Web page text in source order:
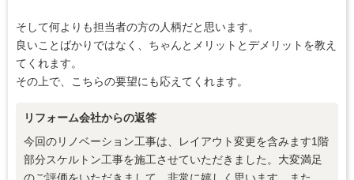
そして何よりも担当者の方の人柄だと思います。
良いことばかりではなく、ちゃんとメリットとデメリットを教え
てくれます。
その上で、こちらの要望にも応えてくれます。
リフォーム会社からの返答
今回のリノベーション工事は、レイアウト変更を含みます1階
部分スケルトン工事を施工させていただきました。大変満足